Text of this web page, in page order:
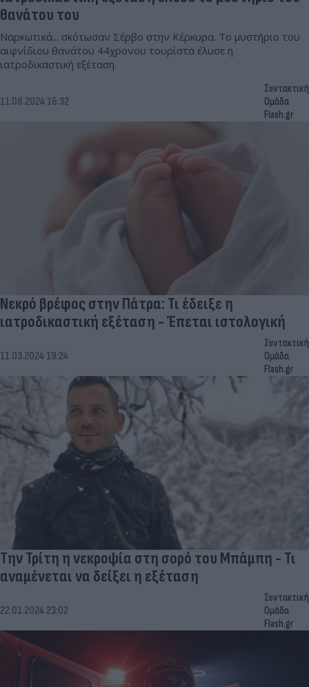
θανάτου του
Ναρκωτικά... σκότωσαν Σέρβο στην Κέρκυρα. Το μυστήριο του
αιφνίδιου θανάτου 44χρονου τουρίστα έλυσε η
ιατροδικαστική εξέταση.
11.08.2024 16:32
Συντακτική
Ομάδα
Flash.gr
Νεκρό βρέφος στην Πάτρα: Τι έδειξε η
ιατροδικαστική εξέταση - Έπεται ιστολογική
11.03.2024 19:24
Συντακτική
Ομάδα
Flash.gr
Την Τρίτη η νεκροψία στη σορό του Μπάμπη - Τι
αναμένεται να δείξει η εξέταση
22.01.2024 23:02
Συντακτική
Ομάδα
Flash.gr